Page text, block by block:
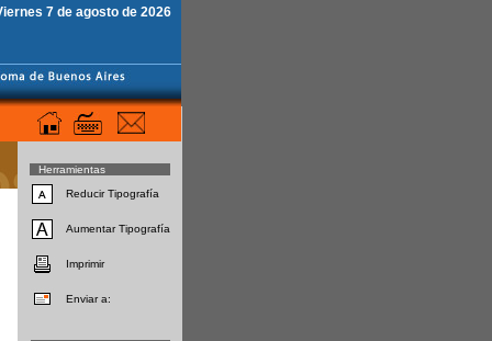
7 de agosto de 2026
Herramientas
Reducir Tipografía
Aumentar Tipografía
Imprimir
Enviar a: